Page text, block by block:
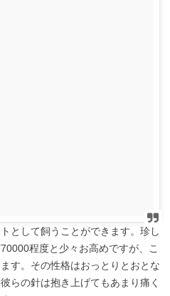
として飼うことができます。珍し
程度と少々お高めですが、こ
す。その性格はおっとりとおとな
らの針は抱き上げてもあまり痛く